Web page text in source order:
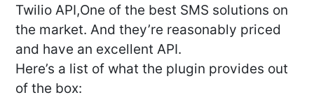
Twilio API,One of the best SMS solutions on
the market. And they’re reasonably priced
and have an excellent API.
Here’s a list of what the plugin provides out
of the box: